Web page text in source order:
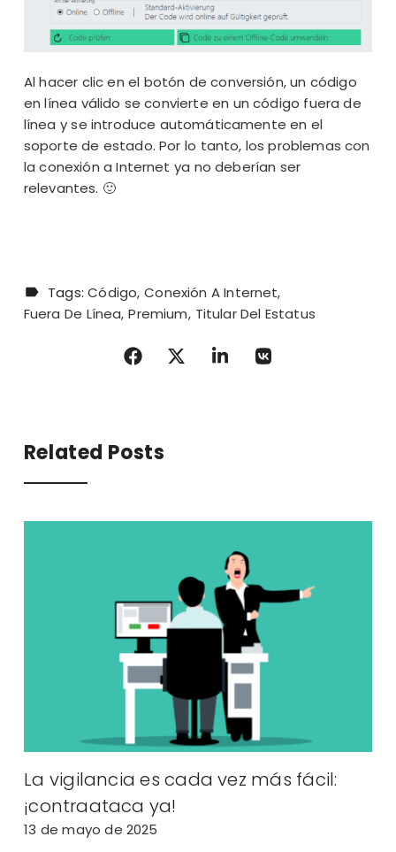
Al hacer clic en el botón de conversión, un código
en línea válido se convierte en un código fuera de
línea y se introduce automáticamente en el
soporte de estado. Por lo tanto, los problemas con
la conexión a Internet ya no deberían ser
relevantes. 🙂
Tags:Código Conexión A Internet
Fuera De Línea Premium Titular Del Estatus
Related Posts
La vigilancia es cada vez más fácil:
¡contraataca ya!
13 de mayo de 2025